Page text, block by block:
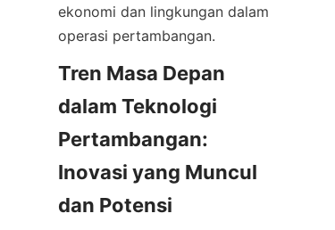
ekonomi dan lingkungan dalam
Tren Masa Depan
dalam Teknologi
Pertambangan:
Inovasi yang Muncul
dan Potensi